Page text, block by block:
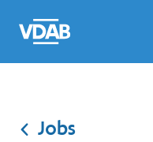
naar
een
een
job
naar
Jobs